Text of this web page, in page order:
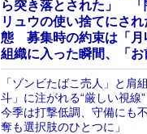
ら突き落とされた」
リュウの使い捨てにさ
態 募集時の約束は「月
組織に入った瞬間、「
「ゾンビたばこ売人」と肩
斗」に注がれる“厳しい視
今季は打撃低調、守備にも
奪も選択肢のひとつに」